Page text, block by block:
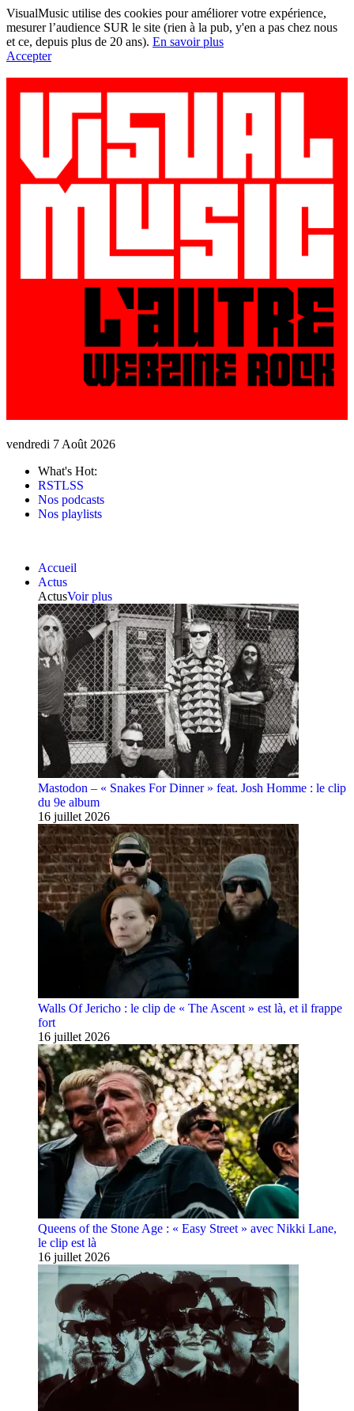
VisualMusic utilise des cookies pour améliorer votre expérience,
mesurer l’audience SUR le site (rien à la pub, y'en a pas chez nous
et ce, depuis plus de 20 ans). En savoir plus
Accepter
vendredi 7 Août 2026
What's Hot:
RSTLSS
Nos podcasts
Nos playlists
Accueil
Actus
ActusVoir plus
Mastodon – « Snakes For Dinner » feat. Josh Homme : le clip
du 9e album
16 juillet 2026
Walls Of Jericho : le clip de « The Ascent » est là, et il frappe
fort
16 juillet 2026
Queens of the Stone Age : « Easy Street » avec Nikki Lane,
le clip est là
16 juillet 2026